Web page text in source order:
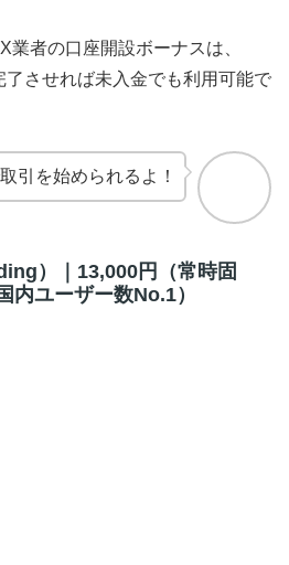
業者の口座開設ボーナスは、
了させれば未入金でも利用可能で
引を始められるよ！
）｜13,000円（常時固
内ユーザー数No.1）